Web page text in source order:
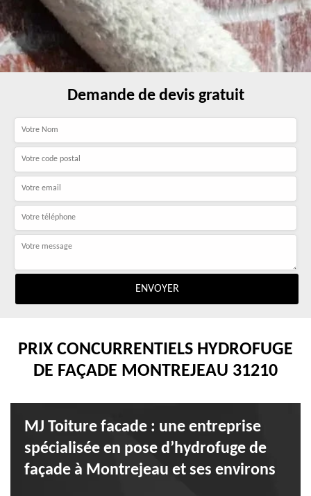
Demande de devis gratuit
PRIX CONCURRENTIELS HYDROFUGE
DE FAÇADE MONTREJEAU 31210
MJ Toiture facade : une entreprise
spécialisée en pose d’hydrofuge de
façade à Montrejeau et ses environs